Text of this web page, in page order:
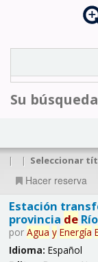
Su
| | Seleccionar
Hacer reserva
Estación
provincia de
por Agua y Energía
Idioma: Español